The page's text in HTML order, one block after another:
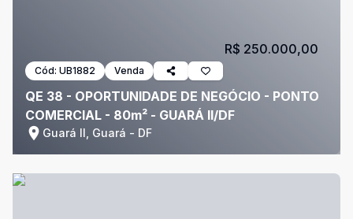
Cód: UB1882 Venda
QE 38 - OPORTUNIDADE DE NEGÓCIO - PONTO
COMERCIAL - 80m² - GUARÁ II/DF
Guará II, Guará - DF
R$ 250.000,00